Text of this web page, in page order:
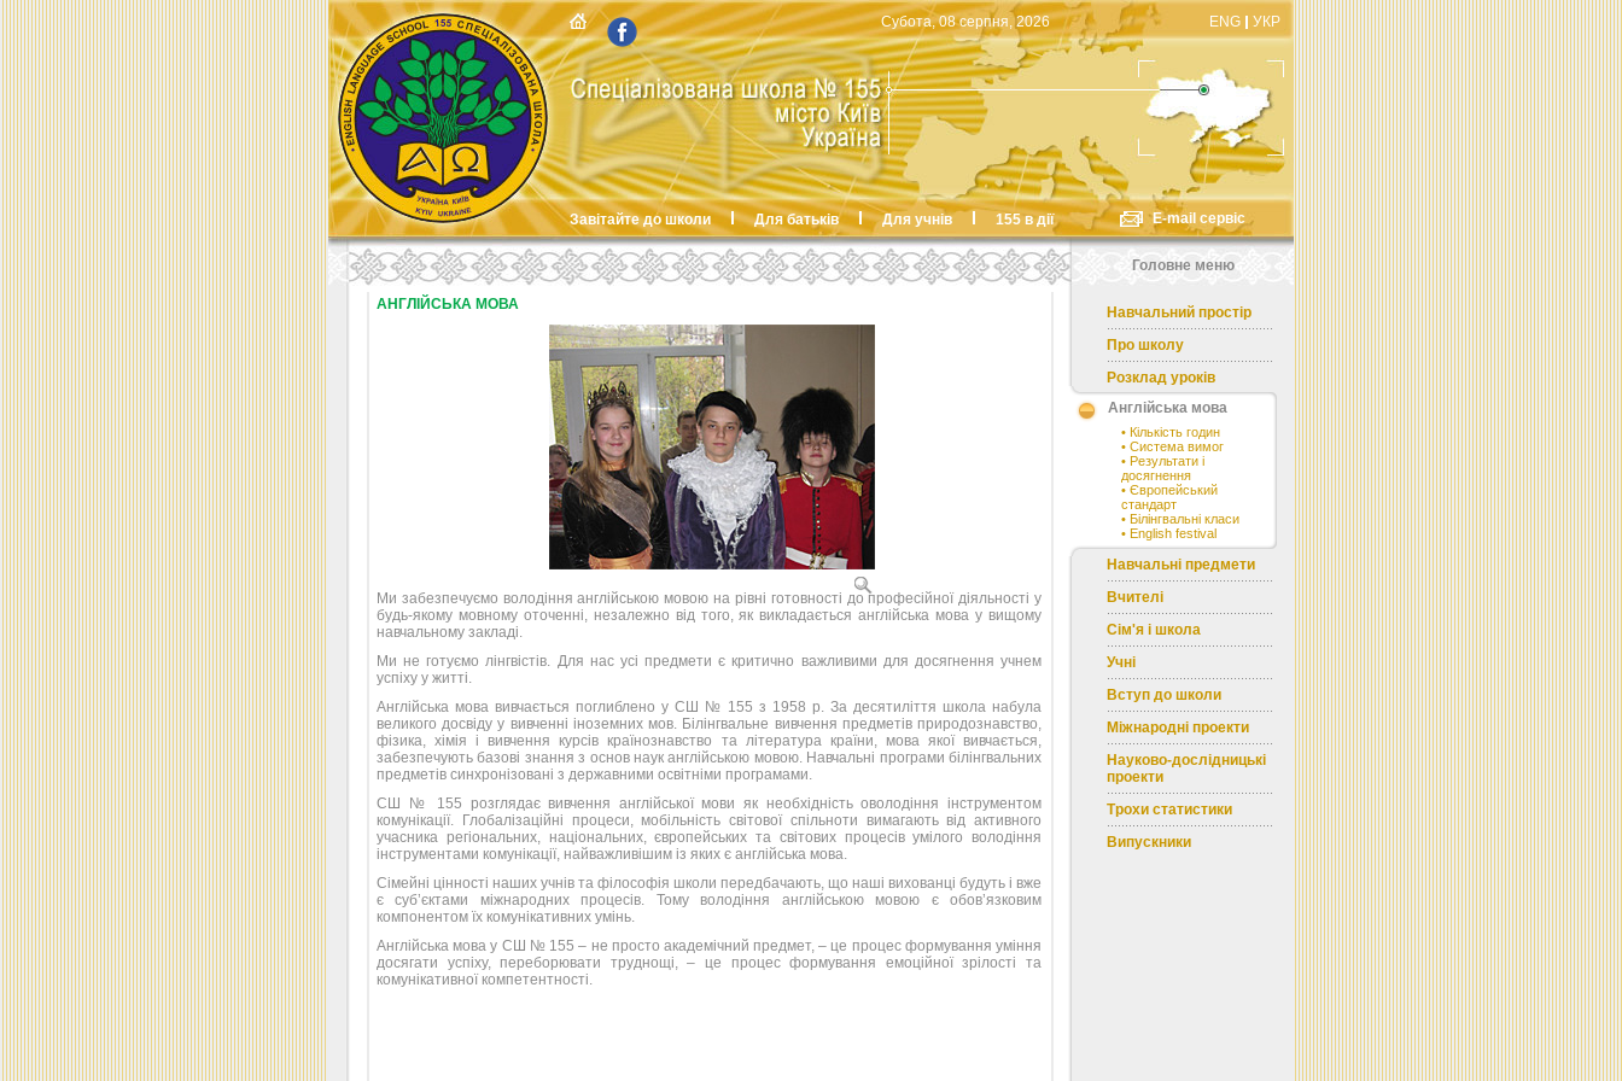
Субота, 08 серпня, 2026 ENG УКР
Завітайте до школи Для батьків Для учнів 155 в дії
Головне меню
E-mail сервіс
АНГЛІЙСЬКА МОВА
Ми забезпечуємо володіння англійською мовою на рівні готовності до професійної діяльності у
будь-якому мовному оточенні, незалежно від того, як викладається англійська мова у вищому
навчальному закладі.
Ми не готуємо лінгвістів. Для нас усі предмети є критично важливими для досягнення учнем
успіху у житті.
Англійська мова вивчається поглиблено у СШ № 155 з 1958 р. За десятиліття школа набула
великого досвіду у вивченні іноземних мов. Білінгвальне вивчення предметів природознавство,
фізика, хімія і вивчення курсів країнознавство та література країни, мова якої вивчається,
забезпечують базові знання з основ наук англійською мовою. Навчальні програми білінгвальних
предметів синхронізовані з державними освітніми програмами.
СШ № 155 розглядає вивчення англійської мови як необхідність оволодіння інструментом
комунікації. Глобалізаційні процеси, мобільність світової спільноти вимагають від активного
учасника регіональних, національних, європейських та світових процесів умілого володіння
інструментами комунікації, найважливішим із яких є англійська мова.
Сімейні цінності наших учнів та філософія школи передбачають, що наші вихованці будуть і вже
є суб’єктами міжнародних процесів. Тому володіння англійською мовою є обов’язковим
компонентом їх комунікативних умінь.
Англійська мова у СШ № 155 – не просто академічний предмет, – це процес формування уміння
досягати успіху, переборювати труднощі, – це процес формування емоційної зрілості та
комунікативної компетентності.
Навчальний простір
Про школу
Розклад уроків
Англійська мова
• Кількість годин
• Система вимог
• Результати і
досягнення
• Європейський
стандарт
• Білінгвальні класи
• English festival
Навчальні предмети
Вчителі
Сім'я і школа
Учні
Вступ до школи
Міжнародні проекти
Науково-дослідницькі
проекти
Трохи статистики
Випускники